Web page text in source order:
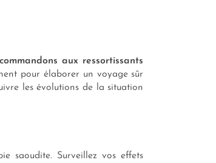
aux ressortissants
pour élaborer un voyage sûr
les évolutions de la situation
saoudite. Surveillez vos effets